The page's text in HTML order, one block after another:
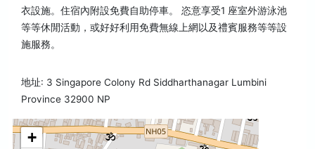
衣設施。住宿內附設免費自助停車。 恣意享受1 座室外游泳池
等等休閒活動，或好好利用免費無線上網以及禮賓服務等等設
施服務。
地址: 3 Singapore Colony Rd Siddharthanagar Lumbini
Province 32900 NP
+